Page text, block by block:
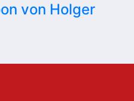
von Holger